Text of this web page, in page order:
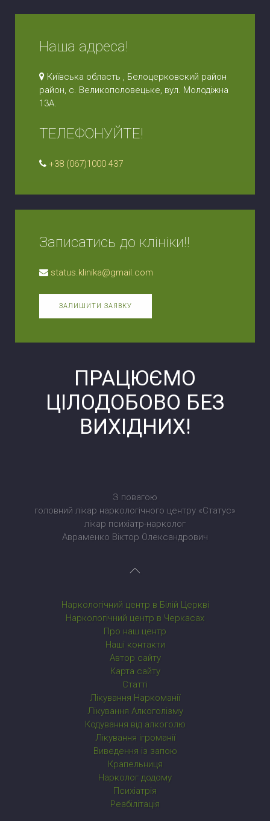
Наша адреса!
Київська область , Белоцерковский район
район, с. Великополовецьке, вул. Молодіжна
13А.
ТЕЛЕФОНУЙТЕ!
+38 (067)1000 437
Записатись до клініки!!
status.klinika@gmail.com
ЗАЛИШИТИ ЗАЯВКУ
ПРАЦЮЄМО
ЦІЛОДОБОВО БЕЗ
ВИХІДНИХ!
З повагою
головний лікар наркологічного центру «Статус»
лікар психіатр-нарколог
Авраменко Віктор Олександрович
Наркологічний центр в Білій Церкві
Наркологічний центр в Черкасах
Про наш центр
Наші контакти
Автор сайту
Карта сайту
Статті
Лікування Наркоманії
Лікування Алкоголізму
Кодування від алкоголю
Лікування ігроманії
Виведення із запою
Крапельниця
Нарколог додому
Психіатрія
Реабілітація